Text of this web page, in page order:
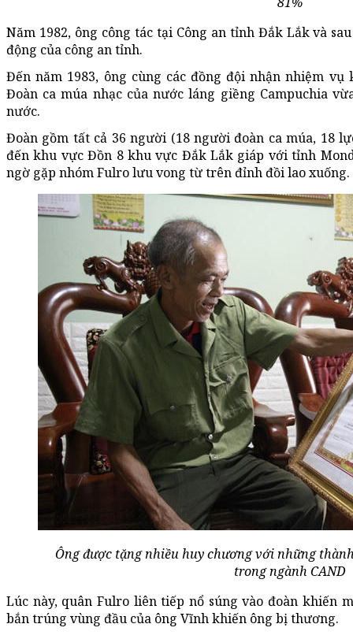
Năm 1982, ông công tác tại Công an tỉnh Đắk Lắk và
động của công an tỉnh.
Đến năm 1983, ông cùng các đồng đội nhận nhiệm
Đoàn ca múa nhạc của nước láng giềng Campuchia
nước.
Đoàn gồm tất cả 36 người (18 người đoàn ca múa, 18
đến khu vực Đồn 8 khu vực Đắk Lắk giáp với tỉnh
ngờ gặp nhóm Fulro lưu vong từ trên đỉnh đồi lao xuống.
Ông được tặng nhiều huy chương với những
trong ngành CAND
Lúc này, quân Fulro liên tiếp nổ súng vào đoàn khiến
bắn trúng vùng đầu của ông Vĩnh khiến ông bị thương.